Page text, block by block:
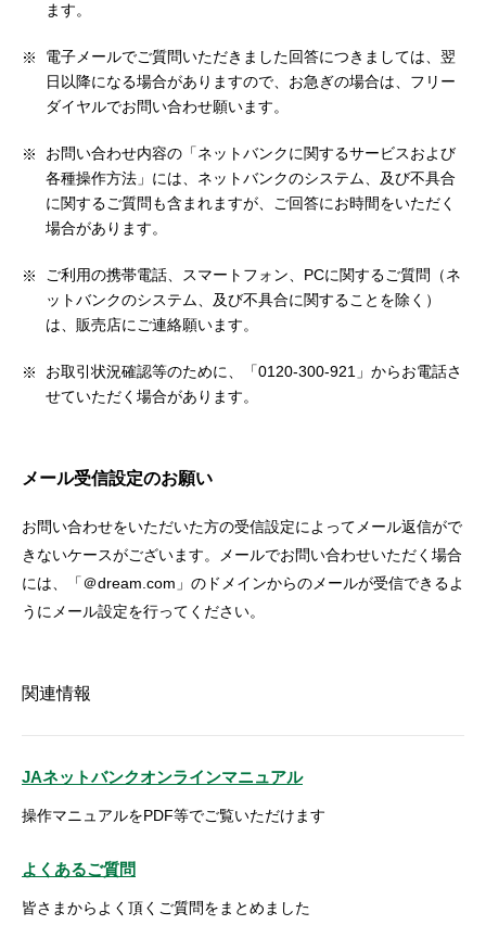
ます。
電子メールでご質問いただきました回答につきましては、翌
日以降になる場合がありますので、お急ぎの場合は、フリー
ダイヤルでお問い合わせ願います。
お問い合わせ内容の「ネットバンクに関するサービスおよび
各種操作方法」には、ネットバンクのシステム、及び不具合
に関するご質問も含まれますが、ご回答にお時間をいただく
場合があります。
ご利用の携帯電話、スマートフォン、PCに関するご質問（ネ
ットバンクのシステム、及び不具合に関することを除く）
は、販売店にご連絡願います。
お取引状況確認等のために、「0120-300-921」からお電話さ
せていただく場合があります。
メール受信設定のお願い
お問い合わせをいただいた方の受信設定によってメール返信がで
きないケースがございます。メールでお問い合わせいただく場合
には、「＠dream.com」のドメインからのメールが受信できるよ
うにメール設定を行ってください。
関連情報
JAネットバンクオンラインマニュアル
操作マニュアルをPDF等でご覧いただけます
よくあるご質問
皆さまからよく頂くご質問をまとめました